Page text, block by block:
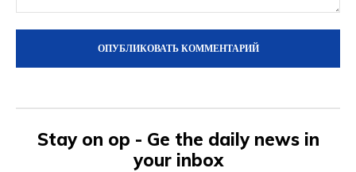
Stay on op - Ge the daily news in
your inbox